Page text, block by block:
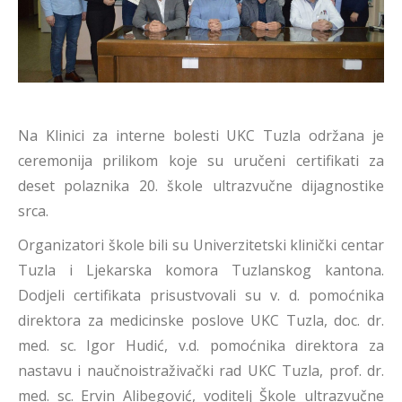
Na Klinici za interne bolesti UKC Tuzla održana je
ceremonija prilikom koje su uručeni certifikati za
deset polaznika 20. škole ultrazvučne dijagnostike
srca.
Organizatori škole bili su Univerzitetski klinički centar
Tuzla i Ljekarska komora Tuzlanskog kantona.
Dodjeli certifikata prisustvovali su v. d. pomoćnika
direktora za medicinske poslove UKC Tuzla, doc. dr.
med. sc. Igor Hudić, v.d. pomoćnika direktora za
nastavu i naučnoistraživački rad UKC Tuzla, prof. dr.
med. sc. Ervin Alibegović, voditelj Škole ultrazvučne